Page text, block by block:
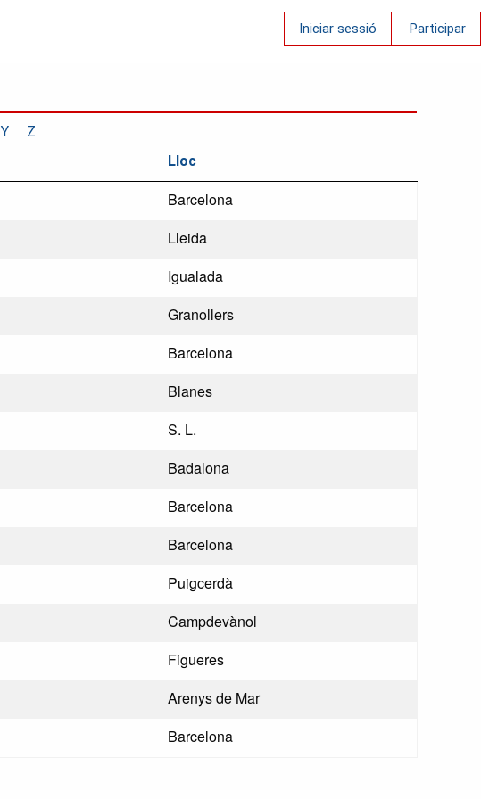
Iniciar sessió Participar
Y
Z
Lloc
Barcelona
Lleida
Igualada
Granollers
Barcelona
Blanes
S. L.
Badalona
Barcelona
Barcelona
Puigcerdà
Campdevànol
Figueres
Arenys de Mar
Barcelona